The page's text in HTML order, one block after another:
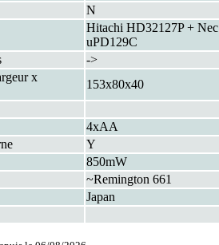
N
Hitachi HD32127P + Nec
uPD129C
->
x
153x80x40
4xAA
Y
850mW
~Remington 661
Japan